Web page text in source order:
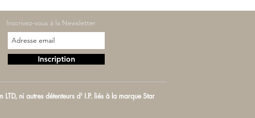
Inscription
Inscrivez-vous à la Newsletter
ni autres détenteurs d' I.P. liés à la marque Star